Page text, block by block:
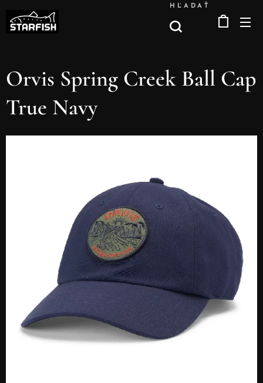
HĽADAŤ
Orvis Spring Creek Ball Cap
True Navy